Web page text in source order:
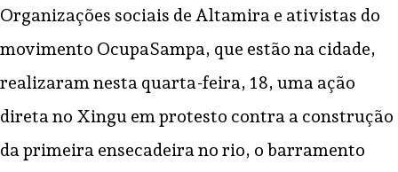
Organizações sociais de Altamira e ativistas do
movimento OcupaSampa, que estão na cidade,
realizaram nesta quarta-feira, 18, uma ação
direta no Xingu em protesto contra a construção
da primeira ensecadeira no rio, o barramento